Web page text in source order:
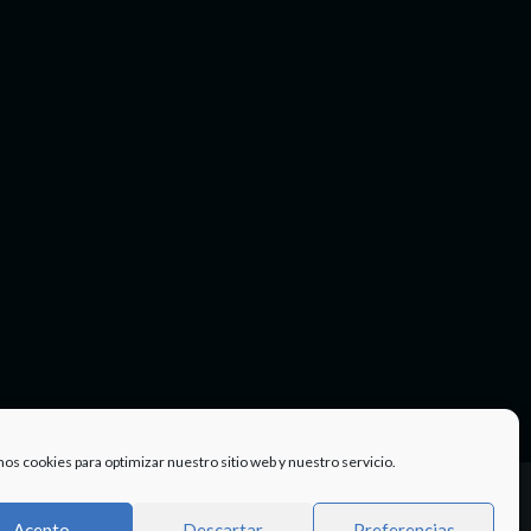
cookies para optimizar nuestro sitio web y nuestro servicio.
Twitter
TÉRMINOS